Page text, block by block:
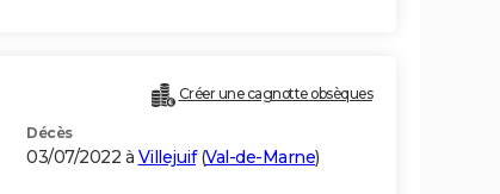
Créer une cagnotte obsèques
Décès
03/07/2022 à Villejuif(Val-de-Marne)